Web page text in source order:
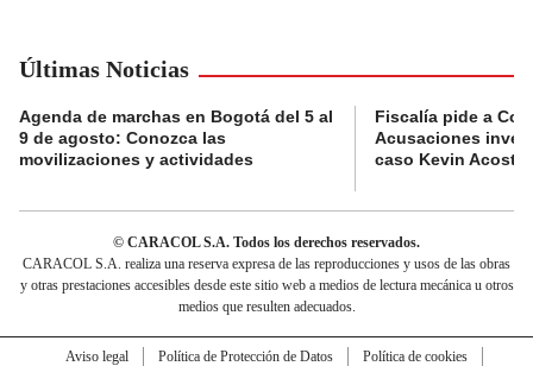
Últimas Noticias
Agenda de marchas en Bogotá del 5 al
9 de agosto: Conozca las
movilizaciones y actividades
Fiscalía pide a
Acusaciones
caso Kevin Acosta
© CARACOL S.A. Todos los derechos reservados.
CARACOL S.A. realiza una reserva expresa de las reproducciones y usos de las obras
y otras prestaciones accesibles desde este sitio web a medios de lectura mecánica u otros
medios que resulten adecuados.
Aviso legal Política de Protección de Datos
Política de cookies